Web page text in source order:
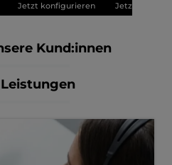
Jetzt konfigurieren Jetzt
Kund:innen